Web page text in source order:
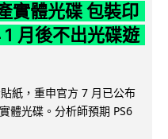
實體光碟 包裝印
月後不出光碟遊
紙，重申官方 7 月已公布
體光碟。分析師預期 PS6